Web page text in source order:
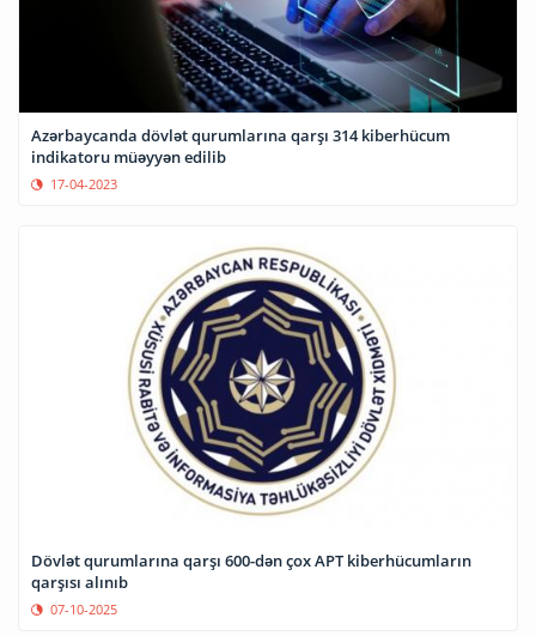
Azərbaycanda dövlət qurumlarına qarşı 314 kiberhücum
indikatoru müəyyən edilib
17-04-2023
Dövlət qurumlarına qarşı 600-dən çox APT kiberhücumların
qarşısı alınıb
07-10-2025